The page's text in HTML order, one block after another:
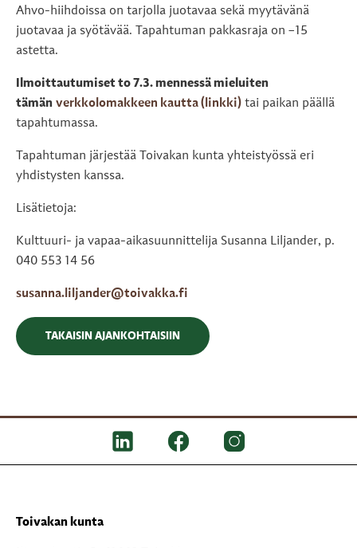
Ahvo-hiihdoissa on tarjolla juotavaa sekä myytävänä
juotavaa ja syötävää. Tapahtuman pakkasraja on –15
astetta.
Ilmoittautumiset to 7.3. mennessä mieluiten
tämän verkkolomakkeen kautta (linkki) tai paikan päällä
tapahtumassa.
Tapahtuman järjestää Toivakan kunta yhteistyössä eri
yhdistysten kanssa.
Lisätietoja:
Kulttuuri- ja vapaa-aikasuunnittelija Susanna Liljander, p.
040 553 14 56
susanna.liljander@toivakka.fi
TAKAISIN AJANKOHTAISIIN
Toivakan kunta